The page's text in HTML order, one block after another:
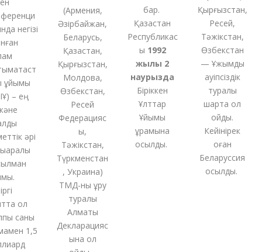
негізі
ең
әрі
ол
саны
1,5
Армения,
Әзірбайжан,
Беларусь,
Қазақстан,
Қырғызстан,
Молдова,
Өзбекстан,
Ресей
Федерацияс
Тәжікстан,
Түркменстан
Украина)
ТМД-нықұру
туралы
Алматы
Декларацияс
ына қол
бар.
Қазақстан
Республикас
1992
жылы 2
наурызда
Біріккен
Ұлттар
Ұйымы
құрамына
қосылды.
Қырғызстан,
Ресей,
Тәжікстан,
Өзбекстан
— Ұжымдық
қауіпсіздік
туралы
шартқа қол
қойды.
Кейінірек
оған
Беларуссия
қосылды.